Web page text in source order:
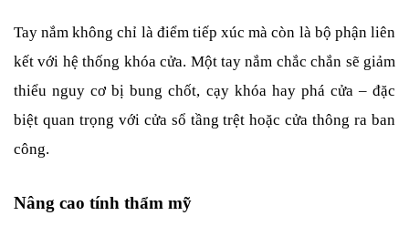
Tay nắm không chỉ là điểm tiếp xúc mà còn là bộ phận liên
kết với hệ thống khóa cửa. Một tay nắm chắc chắn sẽ giảm
thiểu nguy cơ bị bung chốt, cạy khóa hay phá cửa – đặc
biệt quan trọng với cửa sổ tầng trệt hoặc cửa thông ra ban
công.
Nâng cao tính thẩm mỹ